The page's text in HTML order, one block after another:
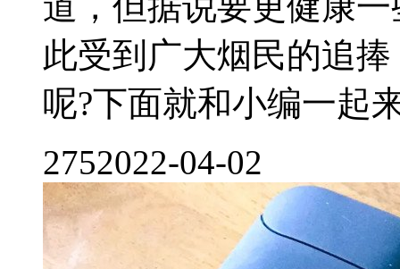
此受到广大烟民的追
呢?下面就和小编一起
2752022-04-02